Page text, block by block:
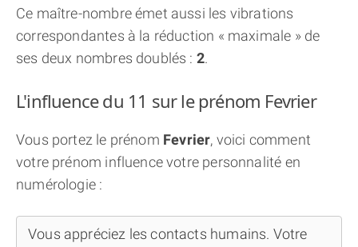
Ce maître-nombre émet aussi les vibrations
correspondantes à la réduction « maximale » de
ses deux nombres doublés : 2.
L'influence du 11 sur le prénom Fevrier
Vous portez le prénom Fevrier, voici comment
votre prénom influence votre personnalité en
numérologie :
Vous appréciez les contacts humains. Votre